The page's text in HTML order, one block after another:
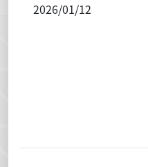
2026/01/12